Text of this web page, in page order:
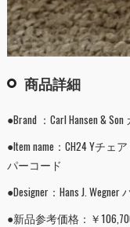
商品詳細
●Brand ：Carl Hansen &
●Item name：CH24 Yチ
パーコード
●Designer：Hans J.
●新品参考価格：￥